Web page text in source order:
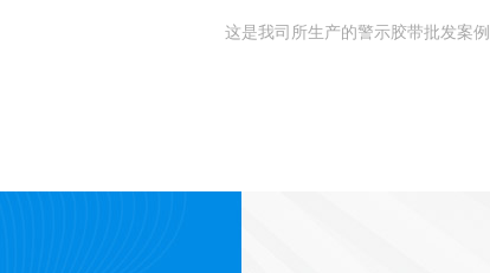
这是我司所生产的警示胶带批发案例